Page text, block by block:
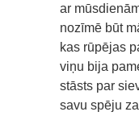
ar
nozīmē būt
kas rūpējas
viņu bija
stāsts par
savu spēju